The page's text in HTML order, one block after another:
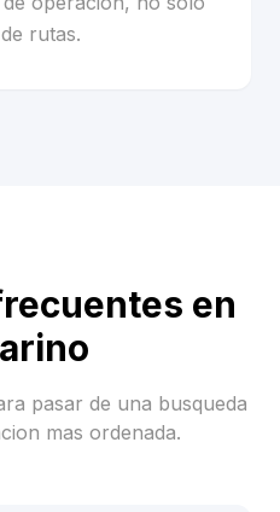
rutas.
en
pasar de una busqueda
mas ordenada.